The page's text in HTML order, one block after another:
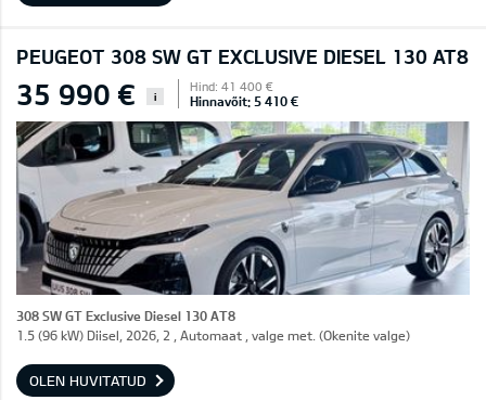
PEUGEOT 308 SW GT EXCLUSIVE DIESEL 130 AT8
35 990 € i
Hind: 41 400 €
Hinnavõit: 5 410 €
308 SW GT Exclusive Diesel 130 AT8
1.5 (96 kW) Diisel, 2026, 2 , Automaat , valge met. (Okenite valge)
OLEN HUVITATUD